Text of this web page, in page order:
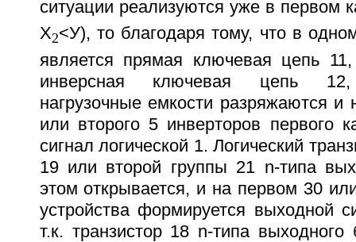
ситуации реализуются уже в первом
Х2<У), то благодаря тому, что в
является прямая ключевая цепь
инверсная ключевая цепь 12,
нагрузочные емкости разряжаются и
или второго 5 инверторов первого
сигнал логической 1. Логический
19 или второй группы 21 n-типа
этом открывается, и на первом 30
устройства формируется выходной
т.к. транзистор 18 n-типа выходного